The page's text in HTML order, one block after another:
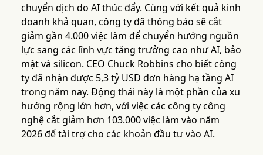
chuyển dịch do AI thúc đẩy. Cùng với kết quả kinh
doanh khả quan, công ty đã thông báo sẽ cắt
giảm gần 4.000 việc làm để chuyển hướng nguồn
lực sang các lĩnh vực tăng trưởng cao như AI, bảo
mật và silicon. CEO Chuck Robbins cho biết công
ty đã nhận được 5,3 tỷ USD đơn hàng hạ tầng AI
trong năm nay. Động thái này là một phần của xu
hướng rộng lớn hơn, với việc các công ty công
nghệ cắt giảm hơn 103.000 việc làm vào năm
2026 để tài trợ cho các khoản đầu tư vào AI.